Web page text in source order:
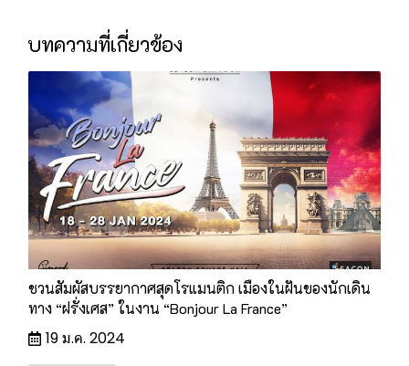
บทความที่เกี่ยวข้อง
ชวนสัมผัสบรรยากาศสุดโรแมนติก เมืองในฝันของนักเดิน
ทาง “ฝรั่งเศส” ในงาน “Bonjour La France”
19 ม.ค. 2024